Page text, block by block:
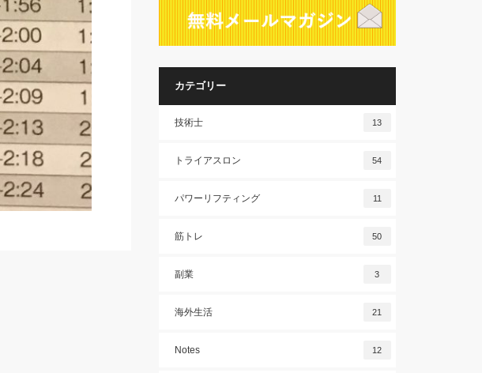
カテゴリー
技術士 13
トライアスロン 54
パワーリフティング 11
筋トレ 50
副業 3
海外生活 21
Notes 12